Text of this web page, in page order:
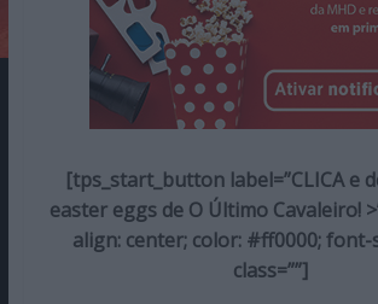
[tps_start_button label=”CLICA e
easter eggs de O Último Cavaleiro!
align: center; color: #ff0000; font-
class=””]